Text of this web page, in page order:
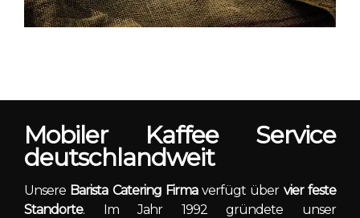
Mobiler Kaffee Service
deutschlandweit
Unsere Barista Catering Firmaverfügt über vier feste
Standorte. Im Jahr 1992 gründete unser